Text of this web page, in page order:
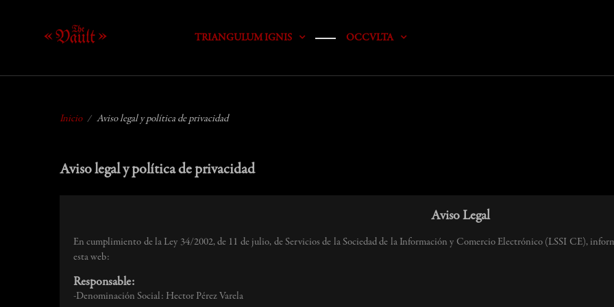
TRIANGULUM IGNIS OCCVLTA
Inicio Aviso legal y política de privacidad
Aviso legal y política de privacidad
Aviso Legal
En cumplimiento de la Ley 34/2002, de 11 de julio, de Servicios de la Sociedad de la Información y Comercio Electrónico (LSSI CE),
esta web:
Responsable:
-Denominación Social: Hector Pérez Varela